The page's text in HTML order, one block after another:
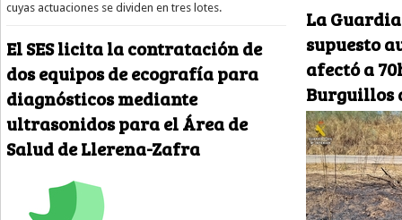
cuyas actuaciones se dividen en tres lotes.
El SES licita la contratación de
dos equipos de ecografía para
diagnósticos mediante
ultrasonidos para el Área de
Salud de Llerena-Zafra
La
supuesto
afectó a
Burguillos